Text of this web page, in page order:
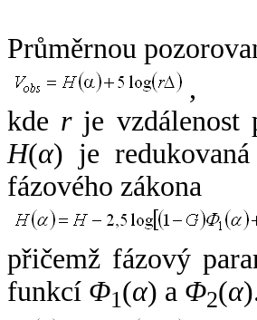
Průměrnou
,
kde rje vzdálenost
H(α) je
fázového zákona
přičemž fázový
funkcí Φ1(α) a Φ2(α